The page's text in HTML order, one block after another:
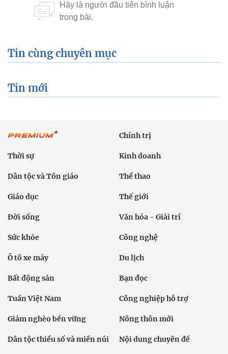
Tin cùng chuyên mục
Tin mới
Chính trị
Thời sự Kinh doanh
Dân tộc và Tôn giáo Thể thao
Giáo dục Thế giới
Đời sống Văn hóa - Giải trí
Sức khỏe Công nghệ
Ô tô xe máy Du lịch
Bất động sản Bạn đọc
Tuần Việt Nam Công nghiệp hỗ trợ
Giảm nghèo bền vững Nông thôn mới
Dân tộc thiểu số và miền núi Nội dung chuyên đề